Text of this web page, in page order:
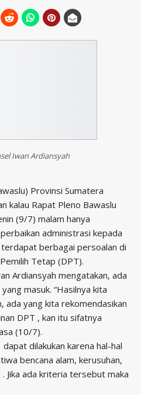
Iwan Ardiansyah
Provinsi Sumatera
kalau Rapat Pleno Bawaslu
(9/7) malam hanya
administrasi kepada
berbagai persoalan di
Tetap (DPT).
Ardiansyah mengatakan, ada
masuk. “Hasilnya kita
ada yang kita rekomendasikan
DPT , kan itu sifatnya
(10/7).
dilakukan karena hal-hal
bencana alam, kerusuhan,
Jika ada kriteria tersebut maka